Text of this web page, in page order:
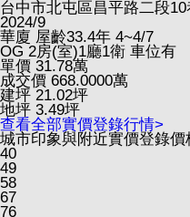
台中市北屯區昌平路二段
2024/9
華廈 屋齡33.4年 4~4/7
OG 2房(室)1廳1衛 車位有
單價 31.78萬
成交價 668.0000萬
建坪 21.02坪
地坪 3.49坪
查看全部實價登錄行情>
城市印象與附近實價登錄價
40
49
58
67
76